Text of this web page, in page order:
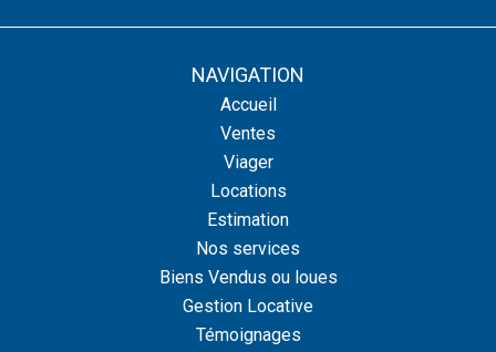
NAVIGATION
Accueil
Ventes
Viager
Locations
Estimation
Nos services
Biens Vendus ou loues
Gestion Locative
Témoignages